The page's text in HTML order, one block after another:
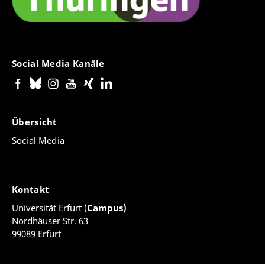
(Seminar für Literaturwissenschaft)
max.rosenzweig@uni-erfurt.de
Social Media Kanäle
Übersicht
Social Media
Kontakt
Universität Erfurt (Campus)
Nordhäuser Str. 63
99089 Erfurt